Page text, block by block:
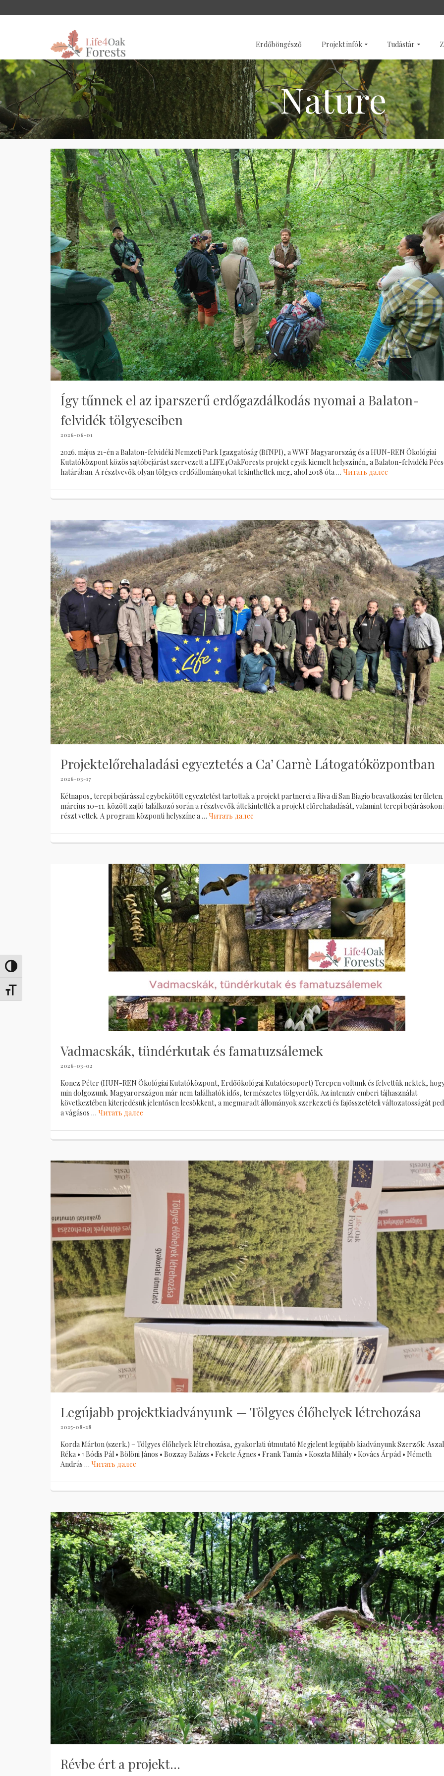
Переключить на высокую контрастность
Переключить на увеличенный шрифт
Erdőböngésző Projekt infók Tudástár
Nature
Így tűnnek el az iparszerű erdőgazdálkodás nyomai a Balaton-
felvidék tölgyeseiben
2026-06-01
2026. május 21-én a Balaton-felvidéki Nemzeti Park Igazgatóság (BfNPI), a WWF Magyarország és a HUN-REN Ökológiai
Kutatóközpont közös sajtóbejárást szervezett a LIFE4OakForests projekt egyik kiemelt helyszínén, a Balaton-felvidéki
határában. A résztvevők olyan tölgyes erdőállományokat tekinthettek meg, ahol 2018 óta … Читать далее
Projektelőrehaladási egyeztetés a Ca’ Carnè Látogatóközpontban
2026-03-17
Kétnapos, terepi bejárással egybekötött egyeztetést tartottak a projekt partnerei a Riva di San Biagio beavatkozási
március 10–11. között zajló találkozó során a résztvevők áttekintették a projekt előrehaladását, valamint terepi bejárásokon
részt vettek. A program központi helyszíne a … Читать далее
Vadmacskák, tündérkutak és famatuzsálemek
2026-03-02
Koncz Péter (HUN-REN Ökológiai Kutatóközpont, Erdőökológai Kutatócsoport) Terepen voltunk és felvettük nektek,
min dolgozunk. Magyarországon már nem találhatók idős, természetes tölgyerdők. Az intenzív emberi tájhasználat
következtében kiterjedésük jelentősen lecsökkent, a megmaradt állományok szerkezeti és fajösszetételi változatosságát
a vágásos … Читать далее
Legújabb projektkiadványunk — Tölgyes élőhelyek létrehozása
2025-08-28
Korda Márton (szerk.) – Tölgyes élőhelyek létrehozása, gyakorlati útmutató Megjelent legújabb kiadványunk Szerzők:
Réka • † Bódis Pál • Bölöni János • Bozzay Balázs • Fekete Ágnes • Frank Tamás • Koszta Mihály • Kovács Árpád • Németh
András … Читать далее
Révbe ért a projekt…